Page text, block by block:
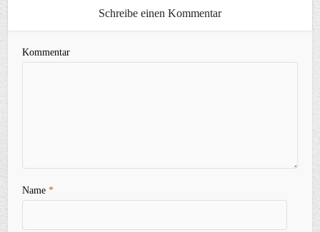
Schreibe einen Kommentar
Kommentar
Name*